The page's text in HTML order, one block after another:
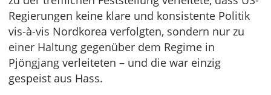
Regierungen keine klare und konsistente Politik
vis-à-vis Nordkorea verfolgten, sondern nur zu
einer Haltung gegenüber dem Regime in
Pjöngjang verleiteten – und die war einzig
gespeist aus Hass.